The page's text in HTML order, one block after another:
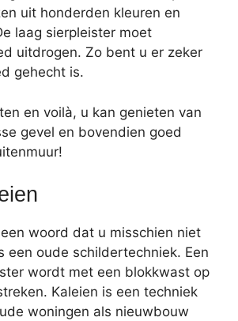
uit honderden kleuren en
laag sierpleister moet
uitdrogen. Zo bent u er zeker
gehecht is.
en voilà, u kan genieten van
gevel en bovendien goed
woord dat u misschien niet
een oude schildertechniek. Een
wordt met een blokkwast op
Kaleien is een techniek
woningen als nieuwbouw